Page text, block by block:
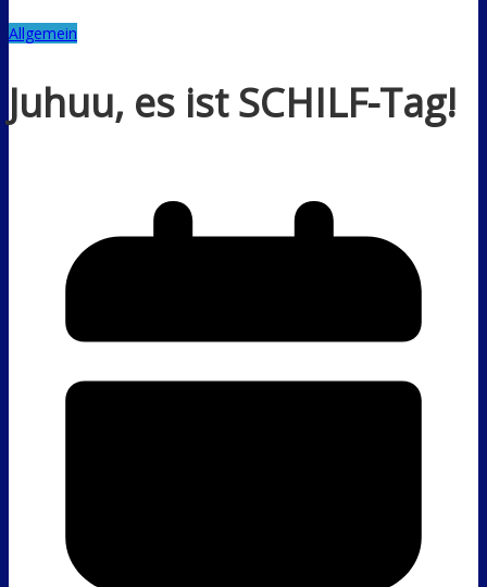
Allgemein
Juhuu, es ist SCHILF-Tag!